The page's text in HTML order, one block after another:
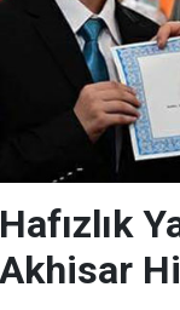
Hafızlık
Akhisar